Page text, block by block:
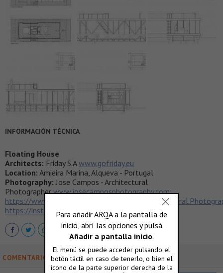
INFORMACIÓN TÉCNICA
Floating House
Architects: Friday S.Awww.gofriday.eu
Location: Amieira Marina, Alqueva - Portugal
Photography: Jose Campos - Architectural
Photographerwww.josecamposphotography.com
https://www.facebook.com/
https://instagram.com/josecamposphotography/
COMENTARIOS